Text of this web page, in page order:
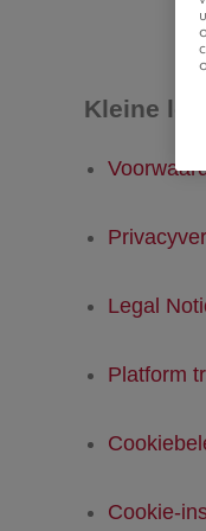
Kleine
Legal
Platform
Cookie-